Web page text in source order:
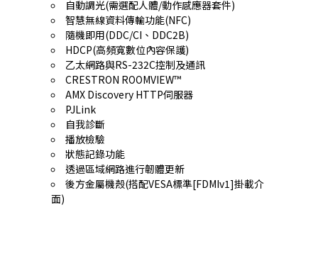
自動調光(需選配人體/動作感應器套件)
智慧無線資料傳輸功能(NFC)
隨機即用(DDC/CI、DDC2B)
HDCP(高頻寬數位內容保護)
乙太網路與RS-232C控制及通訊
CRESTRON ROOMVIEW™
AMX Discovery HTTP伺服器
PJLink
自我診斷
播放檢驗
狀態記錄功能
透過區域網路進行韌體更新
後方金屬機殼(搭配VESA標準[FDMIv1]掛載介
面)